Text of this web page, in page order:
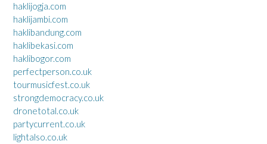
haklijogja.com
haklijambi.com
haklibandung.com
haklibekasi.com
haklibogor.com
perfectperson.co.uk
tourmusicfest.co.uk
strongdemocracy.co.uk
dronetotal.co.uk
partycurrent.co.uk
lightalso.co.uk